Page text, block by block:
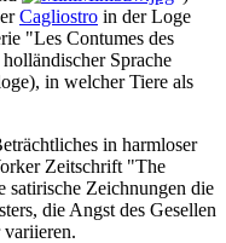
Cagliostro in der Loge
"Les Contumes des
Sprache
in welcher Tiere als
in harmloser
Zeitschrift "The
Zeichnungen die
die Angst des Gesellen